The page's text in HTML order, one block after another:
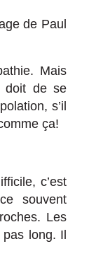
de Paul
Mais
doit de se
s’il
ça!
c’est
souvent
Les
pas long. Il